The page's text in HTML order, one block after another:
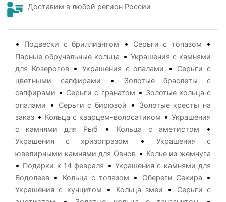
Доставим в любой регион России
• Подвески с бриллиантом • Серьги с топазом •
Парные обручальные кольца • Украшения с камнями
для Козерогов• Украшения с опалами •
Серьги с
цветными сапфирами
•
Золотые браслеты с
сапфирами • Серьги с гранатом • Золотые кольца с
опалами
• Серьги с бирюзой •
Золотые кресты на
заказ • Кольца с кварцем-волосатиком • Украшения
с камнями для Рыб
• Кольца с аметистом •
Украшения с хризопразом • Украшения с
ювелирными камнями для Овнов • Колье из жемчуга
• Подарки к 14 февраля •Украшения с камнями для
Водолеев • Кольца с топазом • Обереги Секира •
Украшения с кунцитом • Кольца змеи •
Серьги с